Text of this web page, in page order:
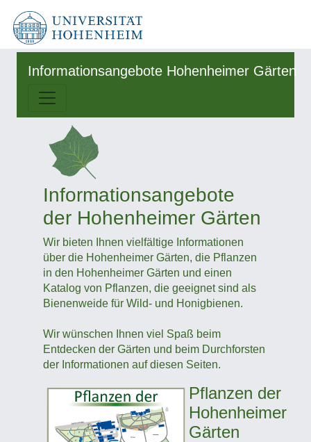
Informationsangebote Hohenheimer Gärten
Informationsangebote
der Hohenheimer Gärten
Wir bieten Ihnen vielfältige Informationen
über die Hohenheimer Gärten, die Pflanzen
in den Hohenheimer Gärten und einen
Katalog von Pflanzen, die geeignet sind als
Bienenweide für Wild- und Honigbienen.
Wir wünschen Ihnen viel Spaß beim
Entdecken der Gärten und beim Durchforsten
der Informationen auf diesen Seiten.
Pflanzen der
Hohenheimer
Gärten